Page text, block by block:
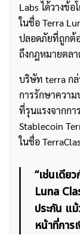
Labs ได้วางข้
ในชื่อ Terra
ปลอดภัยที่ถูกต้
ถึงกฎหมายตล
บริษัท terra กล่
การรักษาควา
ที่รุนแรงจากก
Stablecoin
ในชื่อ
“เช่นเดีย
Luna
ประกัน แ
หน้าที่การ